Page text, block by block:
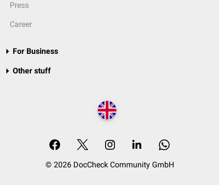
Press
Career
For Business
Other stuff
© 2026 DocCheck Community GmbH